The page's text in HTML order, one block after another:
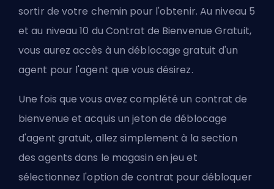
sortir de votre chemin pour l'obtenir. Au niveau 5
et au niveau 10 du Contrat de Bienvenue Gratuit,
vous aurez accès à un déblocage gratuit d'un
agent pour l'agent que vous désirez.
Une fois que vous avez complété un contrat de
bienvenue et acquis un jeton de déblocage
d'agent gratuit, allez simplement à la section
des agents dans le magasin en jeu et
sélectionnez l'option de contrat pour débloquer